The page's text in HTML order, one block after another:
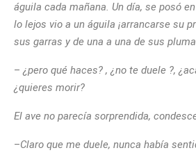
águila cada mañana. Un día, se posó
lo lejos vio a un águila ¡arrancarse su
sus garras y de una a una de sus
– ¿pero qué haces? , ¿no te duele ?,
¿quieres morir?
El ave no parecía sorprendida,
–Claro que me duele, nunca había